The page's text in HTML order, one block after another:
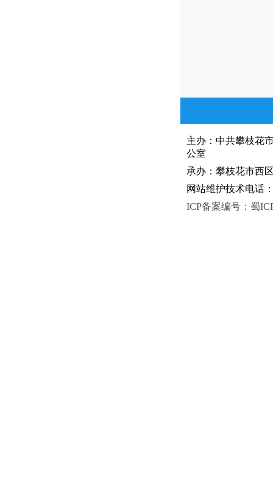
主办：中共攀枝
公室
承办：攀枝花市西
网站维护技术电话
ICP备案编号：蜀